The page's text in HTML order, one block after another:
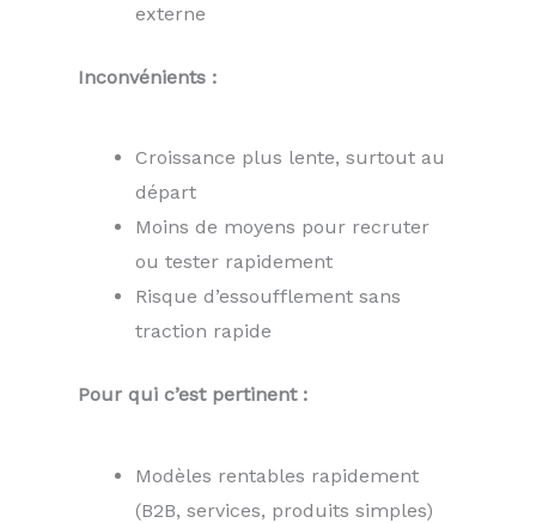
externe
Inconvénients :
Croissance plus lente, surtout au
départ
Moins de moyens pour recruter
ou tester rapidement
Risque d’essoufflement sans
traction rapide
Pour qui c’est pertinent :
Modèles rentables rapidement
(B2B, services, produits simples)